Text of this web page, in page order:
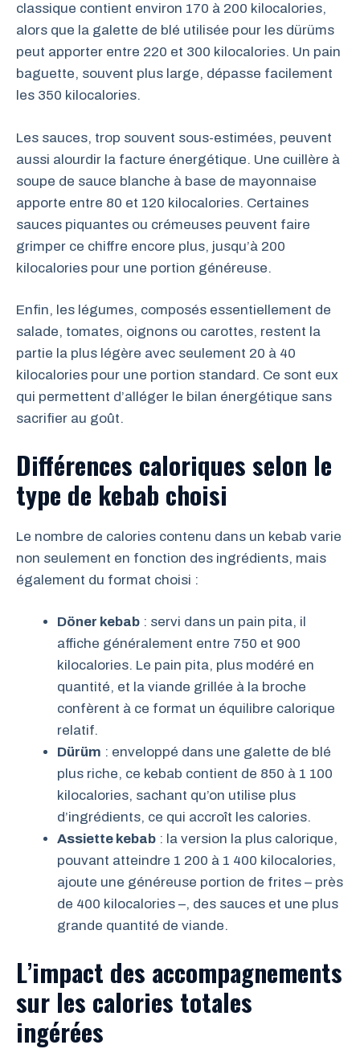
classique contient environ 170 à 200 kilocalories,
alors que la galette de blé utilisée pour les dürüms
peut apporter entre 220 et 300 kilocalories. Un pain
baguette, souvent plus large, dépasse facilement
les 350 kilocalories.
Les sauces, trop souvent sous-estimées, peuvent
aussi alourdir la facture énergétique. Une cuillère à
soupe de sauce blanche à base de mayonnaise
apporte entre 80 et 120 kilocalories. Certaines
sauces piquantes ou crémeuses peuvent faire
grimper ce chiffre encore plus, jusqu’à 200
kilocalories pour une portion généreuse.
Enfin, les légumes, composés essentiellement de
salade, tomates, oignons ou carottes, restent la
partie la plus légère avec seulement 20 à 40
kilocalories pour une portion standard. Ce sont eux
qui permettent d’alléger le bilan énergétique sans
sacrifier au goût.
Différences caloriques selon le
type de kebab choisi
Le nombre de calories contenu dans un kebab varie
non seulement en fonction des ingrédients, mais
également du format choisi :
Döner kebab : servi dans un pain pita, il
affiche généralement entre 750 et 900
kilocalories. Le pain pita, plus modéré en
quantité, et la viande grillée à la broche
confèrent à ce format un équilibre calorique
relatif.
Dürüm : enveloppé dans une galette de blé
plus riche, ce kebab contient de 850 à 1 100
kilocalories, sachant qu’on utilise plus
d’ingrédients, ce qui accroît les calories.
Assiette kebab : la version la plus calorique,
pouvant atteindre 1 200 à 1 400 kilocalories,
ajoute une généreuse portion de frites – près
de 400 kilocalories –, des sauces et une plus
grande quantité de viande.
L’impact des accompagnements
sur les calories totales
ingérées